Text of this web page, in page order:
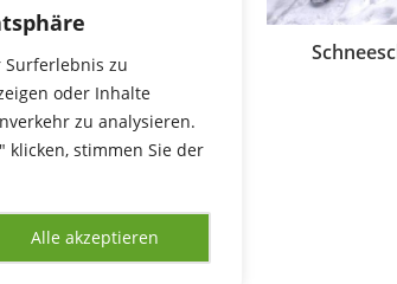
Surferlebnis zu
oder Inhalte
zu analysieren.
klicken, stimmen Sie der
Alle akzeptieren